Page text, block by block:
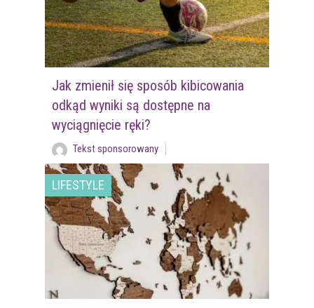
Jak zmienił się sposób kibicowania
odkąd wyniki są dostępne na
wyciągnięcie ręki?
Tekst sponsorowany
LIFESTYLE